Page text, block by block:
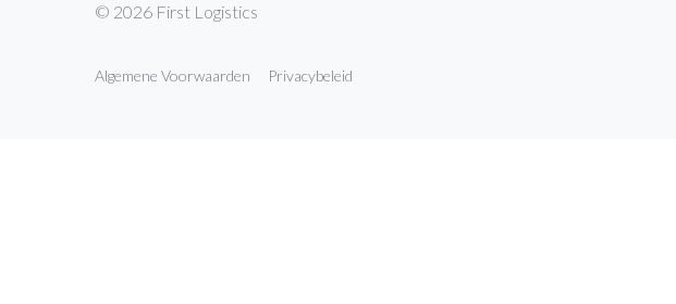
© 2026 First Logistics
Algemene Voorwaarden Privacybeleid